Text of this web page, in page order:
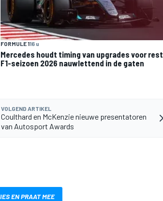
FORMULE 116 u
Mercedes houdt timing van upgrades voor rest
F1-seizoen 2026 nauwlettend in de gaten
VOLGEND ARTIKEL
Coulthard en McKenzie nieuwe presentatoren
van Autosport Awards
EN PRAAT MEE